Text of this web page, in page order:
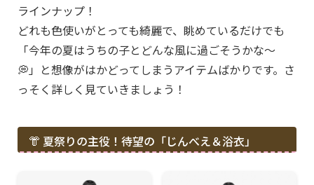
ラインナップ！
どれも色使いがとっても綺麗で、眺めているだけでも
「今年の夏はうちの子とどんな風に過ごそうかな〜
💭」と想像がはかどってしまうアイテムばかりです。さ
っそく詳しく見ていきましょう！
👘 夏祭りの主役！待望の「じんべえ＆浴衣」